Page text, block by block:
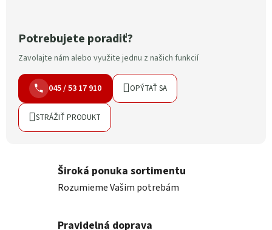
Potrebujete poradiť?
Zavolajte nám alebo využite jednu z našich funkcií
045 / 53 17 910 OPÝTAŤ SA
STRÁŽIŤ PRODUKT
Široká ponuka sortimentu
Rozumieme Vašim potrebám
Pravidelná doprava